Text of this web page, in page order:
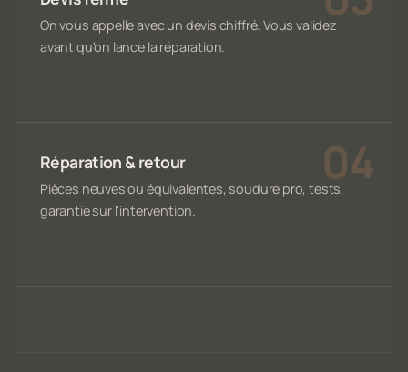
On vous appelle avec un devis chiffré. Vous validez
avant qu'on lance la réparation.
Réparation & retour
Pièces neuves ou équivalentes, soudure pro, tests,
garantie sur l'intervention.